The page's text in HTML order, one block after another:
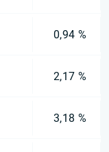
0,94 %
2,17 %
3,18 %